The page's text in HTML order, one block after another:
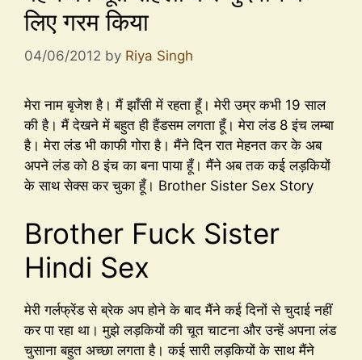
लिए गरम किया
04/06/2012 by Riya Singh
मेरा नाम बृजेश है। मैं झाँसी में रहता हूँ। मेरी उम्र कभी 19 साल
की है। मैं देखने में बहुत ही हैंडसम लगता हूँ। मेरा लंड 8 इंच लम्बा
है। मेरा लंड भी काफी गोरा है। मैंने दिन रात मेहनत कर के अब
अपने लंड को 8 इंच का बना पाया हूँ। मैंने अब तक कई लड़कियों
के साथ सेक्स कर चुका हूँ। Brother Sister Sex Story
Brother Fuck Sister
Hindi Sex
मेरी गर्लफ्रेंड से ब्रेक अप होने के बाद मैंने कई दिनों से चुदाई नहीं
कर पा रहा था। मुझे लड़कियों की चूत चाटना और उन्हें अपना लंड
चुसाना बहुत अच्छा लगता है। कई सारी लड़कियों के साथ मैंने